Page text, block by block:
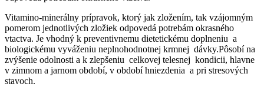
Vitamino-minerálny prípravok, ktorý jak zložením, tak vzájomným
pomerom jednotlivých zložiek odpovedá potrebám okrasného
vtactva. Je vhodný k preventivnemu dietetickému doplneniu a
biologickému vyváženiu neplnohodnotnej krmnej dávky.Pôsobí na
zvýšenie odolnosti a k zlepšeniu celkovej telesnej kondicii, hlavne
v zimnom a jarnom období, v období hniezdenia a pri stresových
stavoch.